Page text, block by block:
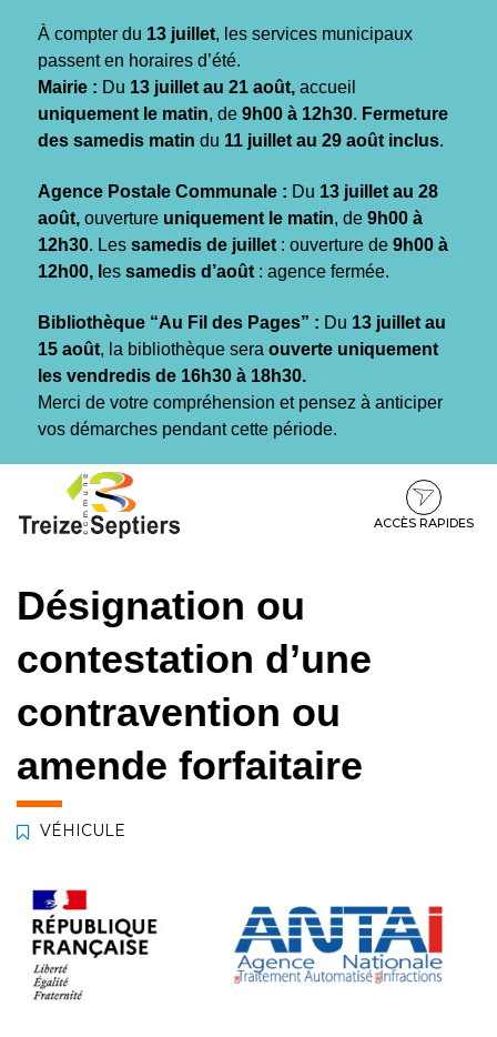
À compter du 13 juillet, les services municipaux
passent en horaires d’été.
Mairie : Du 13 juillet au 21 août, accueil
uniquement le matin, de 9h00 à 12h30. Fermeture
des samedis matin du 11 juillet au 29 août inclus.
Agence Postale Communale : Du 13 juillet au 28
août, ouverture uniquement le matin, de 9h00 à
12h30. Les samedis de juillet : ouverture de 9h00 à
12h00, l es samedis d’août : agence fermée.
Bibliothèque “Au Fil des Pages” : Du 13 juillet au
15 août, la bibliothèque sera ouverte uniquement
les vendredis de 16h30 à 18h30.
Merci de votre compréhension et pensez à anticiper
vos démarches pendant cette période.
contenu
pied
ACCÈS RAPIDES
Désignation ou
contestation d’une
contravention ou
amende forfaitaire
VÉHICULE